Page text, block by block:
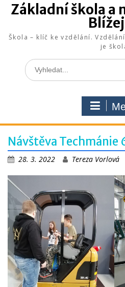
Základní škola a
Škola – klíč ke vzdělání.
je
Search
for:
Návštěva Techmánie
28. 3. 2022 Tereza Vorlová